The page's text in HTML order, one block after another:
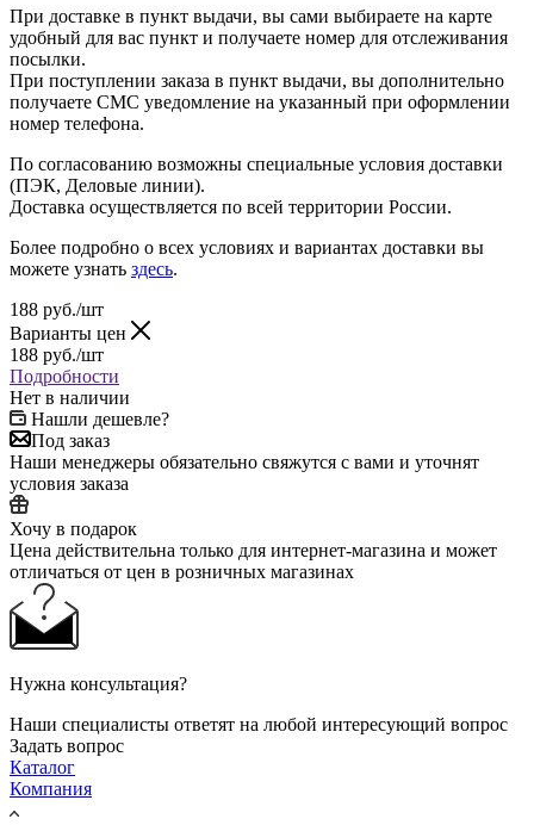
При доставке в пункт выдачи, вы сами выбираете на карте
удобный для вас пункт и получаете номер для отслеживания
посылки.
При поступлении заказа в пункт выдачи, вы дополнительно
получаете СМС уведомление на указанный при оформлении
номер телефона.
По согласованию возможны специальные условия доставки
(ПЭК, Деловые линии).
Доставка осуществляется по всей территории России.
Более подробно о всех условиях и вариантах доставки вы
можете узнать здесь.
188 руб./шт
Варианты цен
188 руб./шт
Подробности
Нет в наличии
Нашли дешевле?
Под заказ
Наши менеджеры обязательно свяжутся с вами и уточнят
условия заказа
Хочу в подарок
Цена действительна только для интернет-магазина и может
отличаться от цен в розничных магазинах
Нужна консультация?
Наши специалисты ответят на любой интересующий вопрос
Задать вопрос
Каталог
Компания